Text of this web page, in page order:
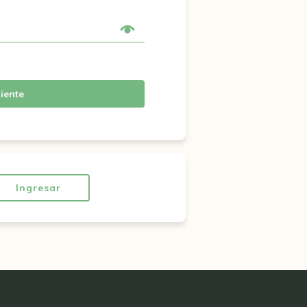
Ingresar